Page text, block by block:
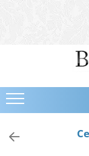
Bijuterii
Cercei
Bratari
Coliere